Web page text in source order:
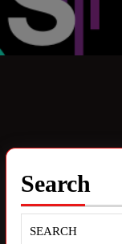
Search